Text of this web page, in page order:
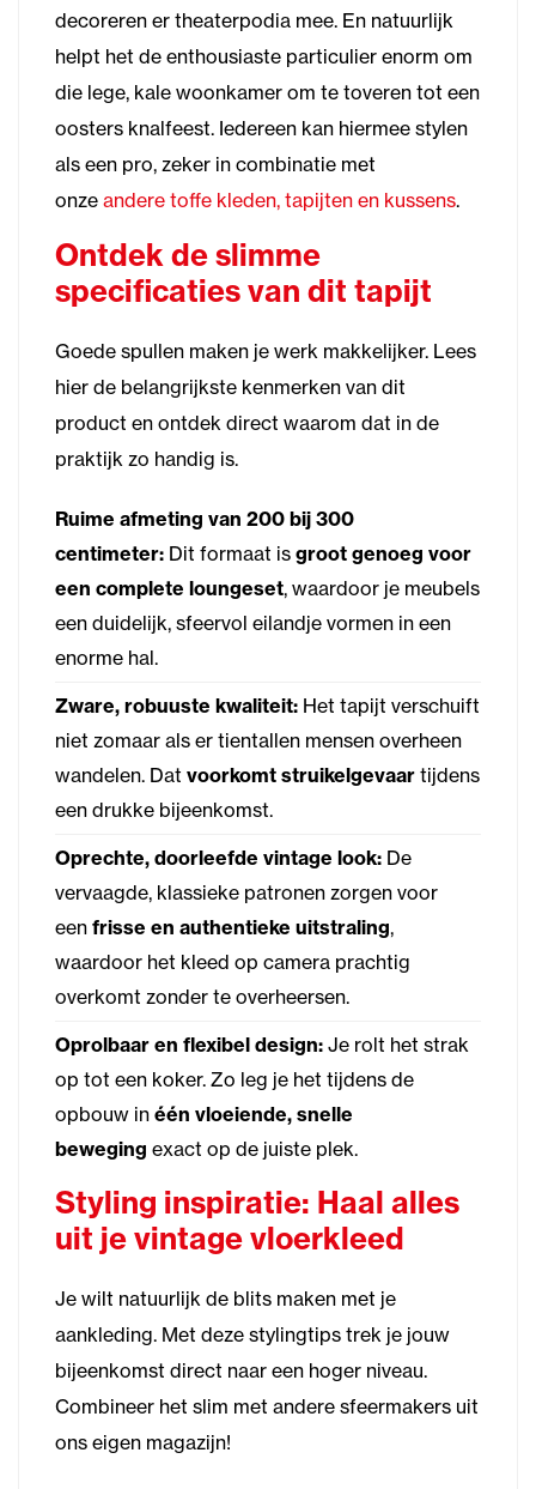
decoreren er theaterpodia mee. En natuurlijk
helpt het de enthousiaste particulier enorm om
die lege, kale woonkamer om te toveren tot een
oosters knalfeest. Iedereen kan hiermee stylen
als een pro, zeker in combinatie met
onze andere toffe kleden, tapijten en kussens.
Ontdek de slimme
specificaties van dit tapijt
Goede spullen maken je werk makkelijker. Lees
hier de belangrijkste kenmerken van dit
product en ontdek direct waarom dat in de
praktijk zo handig is.
Ruime afmeting van 200 bij 300
centimeter: Dit formaat is groot genoeg voor
een complete loungeset, waardoor je meubels
een duidelijk, sfeervol eilandje vormen in een
enorme hal.
Zware, robuuste kwaliteit: Het tapijt verschuift
niet zomaar als er tientallen mensen overheen
wandelen. Dat voorkomt struikelgevaar tijdens
een drukke bijeenkomst.
Oprechte, doorleefde vintage look: De
vervaagde, klassieke patronen zorgen voor
een frisse en authentieke uitstraling,
waardoor het kleed op camera prachtig
overkomt zonder te overheersen.
Oprolbaar en flexibel design: Je rolt het strak
op tot een koker. Zo leg je het tijdens de
opbouw in één vloeiende, snelle
beweging exact op de juiste plek.
Styling inspiratie: Haal alles
uit je vintage vloerkleed
Je wilt natuurlijk de blits maken met je
aankleding. Met deze stylingtips trek je jouw
bijeenkomst direct naar een hoger niveau.
Combineer het slim met andere sfeermakers uit
ons eigen magazijn!